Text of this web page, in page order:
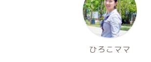
ひろこママ